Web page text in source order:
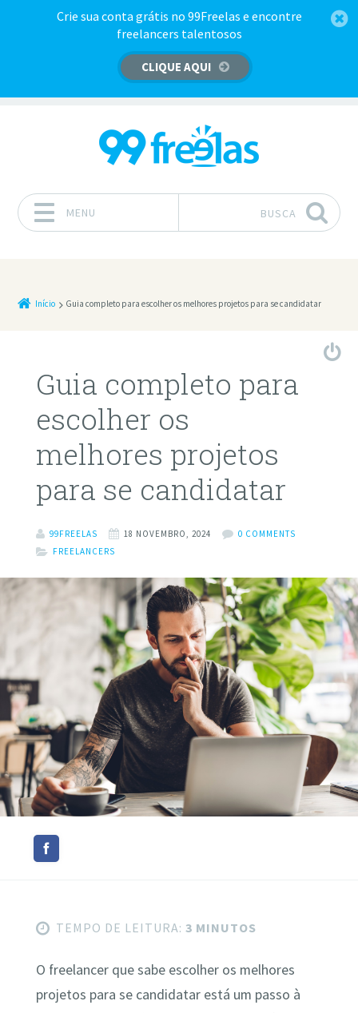
Crie sua conta grátis no 99Freelas e encontre
freelancers talentosos
CLIQUE AQUI
MENU BUSCA
Início Guia completo para escolher os melhores projetos para se candidatar
Guia completo para
escolher os
melhores projetos
para se candidatar
99FREELAS 18 NOVEMBRO, 2024
0 COMMENTS
FREELANCERS
TEMPO DE LEITURA: 3 MINUTOS
O freelancer que sabe escolher os melhores
projetos para se candidatar está um passo à